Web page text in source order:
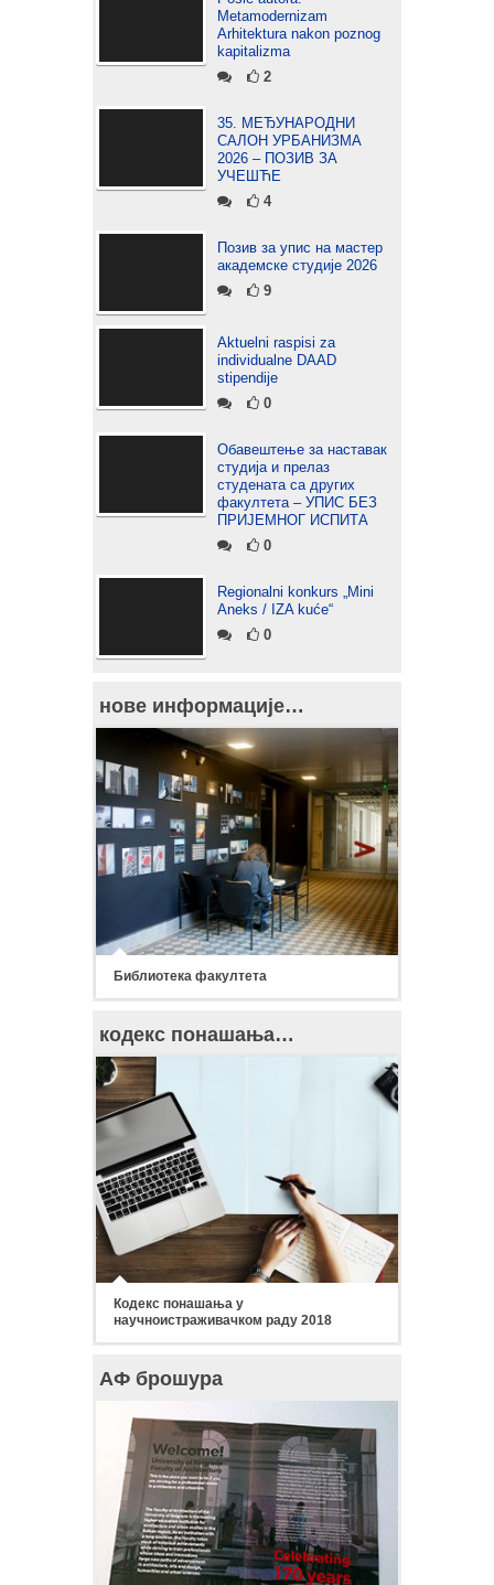
Metamodernizam
Arhitektura nakon poznog
kapitalizma
2
35. МЕЂУНАРОДНИ
САЛОН УРБАНИЗМА
2026 – ПОЗИВ ЗА
УЧЕШЋЕ
4
Позив за упис на мастер
академске студије 2026
9
Aktuelni raspisi za
individualne DAAD
stipendije
0
Обавештење за наставак
студија и прелаз
студената са других
факултета – УПИС БЕЗ
ПРИЈЕМНОГ ИСПИТА
0
Regionalni konkurs „Mini
Aneks / IZA kuće“
0
нове информације…
Библиотека факултета
кодекс понашања…
Кодекс понашања у
научноистраживачком раду 2018
АФ брошура